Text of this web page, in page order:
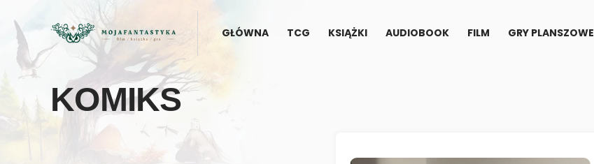
GŁÓWNA TCG KSIĄŻKI AUDIOBOOK FILM GRY PLANSZOWE
KOMIKS